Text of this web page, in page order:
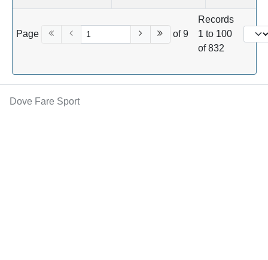
Page of 9
Records
1 to 100
of 832
Dove Fare Sport